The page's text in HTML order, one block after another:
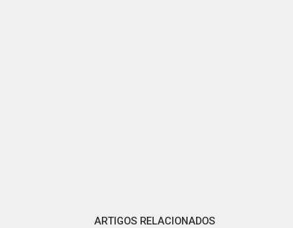
ARTIGOS RELACIONADOS